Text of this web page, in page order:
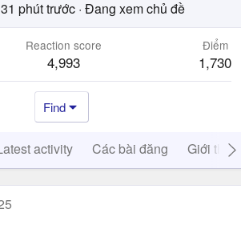
31 phút trước · Đang xem chủ đề
Reaction score
4,993
Điểm
1,730
Find
activity Các bài đăng Giới thiệu